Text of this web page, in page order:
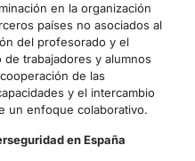
en la organización
países no asociados al
del profesorado y el
trabajadores y alumnos
de las
y el intercambio
un enfoque colaborativo.
en España